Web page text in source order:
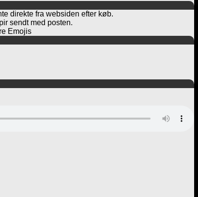
direkte fra websiden efter køb.
sendt med posten.
Emojis